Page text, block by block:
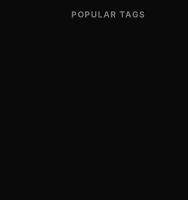
POPULAR TAGS